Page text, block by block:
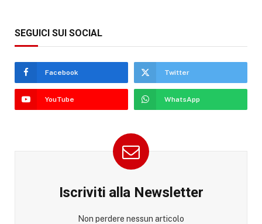
SEGUICI SUI SOCIAL
Facebook Twitter
YouTube WhatsApp
Iscriviti alla Newsletter
Non perdere nessun articolo